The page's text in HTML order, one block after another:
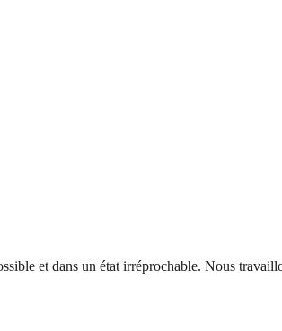
et dans un état irréprochable. Nous